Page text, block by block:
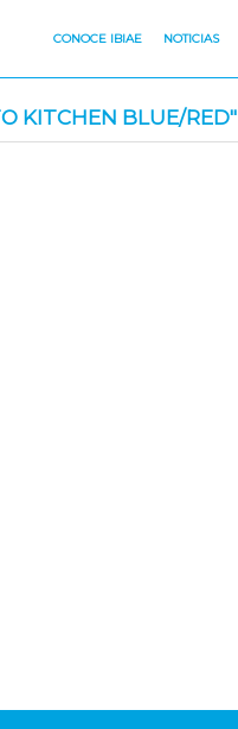
CONOCE IBIAE NOTICIAS
KITCHEN BLUE/RED"